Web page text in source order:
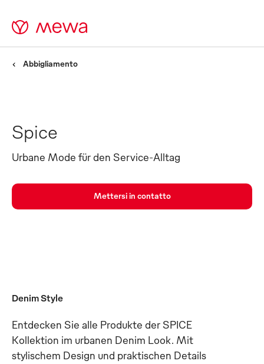
Abbigliamento
Spice
Urbane Mode für den Service-Alltag
Mettersi in contatto
Denim Style
Entdecken Sie alle Produkte der SPICE
Kollektion im urbanen Denim Look. Mit
stylischem Design und praktischen Details